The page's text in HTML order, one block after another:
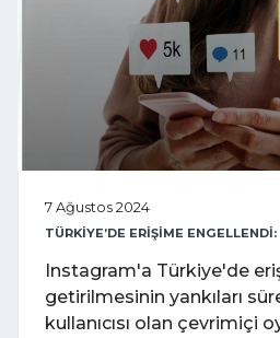
7 Ağustos 2024
TÜRKİYE’DE ERİŞİME
Instagram'a Türkiye'de
getirilmesinin yankıları
kullanıcısı olan çevrimiçi